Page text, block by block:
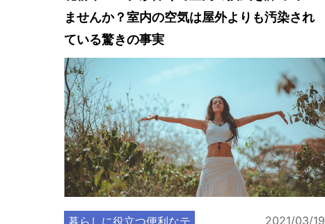
ませんか？室内の空気は屋外よりも汚染され
ている驚きの事実
暮らしに役立つ便利なテ
2021/03/19